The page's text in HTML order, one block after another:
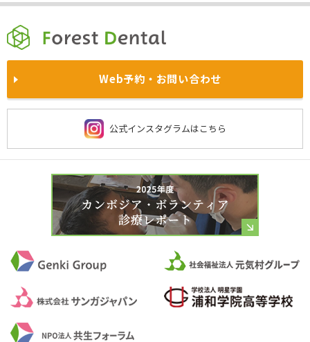
満足度の高い治療のためのお約束
医師・スタッフの姿勢
施設基準に関する当法人の取り組み
チーム医療
ドクター紹介
インプラント
被せ物と入れ歯 予防歯科
費用・保険について
歯周病治療
訪問診療
院内風景 求人情報
プレスリリース一覧
よくあるご質問
西東京院
鴻巣院 川越院
西新宿院 大宮院
Web予約・お問い合わせ
公式インスタグラムはこちら